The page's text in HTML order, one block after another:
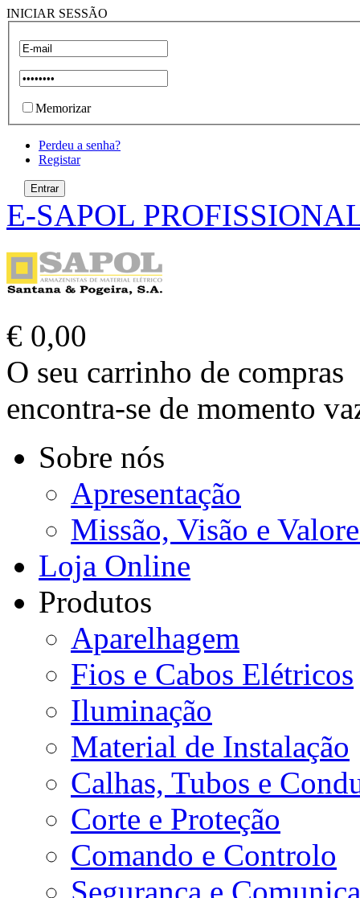
INICIAR SESSÃO
Memorizar
Perdeu a senha?
Registar
E-SAPOL
€ 0,00
O seu carrinho de compras
encontra-se de momento
Sobre nós
Apresentação
Missão, Visão e
Loja Online
Produtos
Aparelhagem
Fios e Cabos Elétricos
Iluminação
Material de Instalação
Calhas, Tubos e
Corte e Proteção
Comando e Controlo